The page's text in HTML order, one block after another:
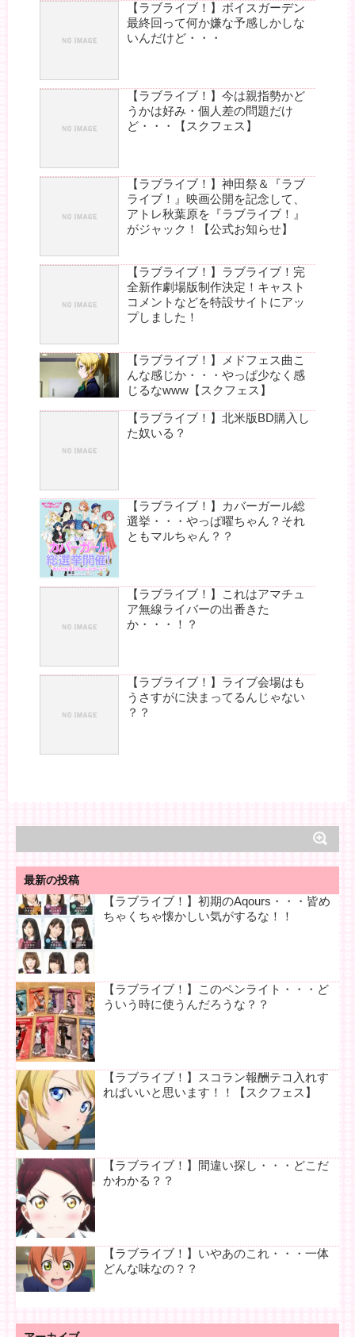
【ラブライブ！】ボイスガーデン
最終回って何か嫌な予感しかしな
いんだけど・・・
【ラブライブ！】今は親指勢かど
うかは好み・個人差の問題だけ
ど・・・【スクフェス】
【ラブライブ！】神田祭＆『ラブ
ライブ！』映画公開を記念して、
アトレ秋葉原を『ラブライブ！』
がジャック！【公式お知らせ】
【ラブライブ！】ラブライブ！完
全新作劇場版制作決定！キャスト
コメントなどを特設サイトにアッ
プしました！
【ラブライブ！】メドフェス曲こ
んな感じか・・・やっぱ少なく感
じるなwww【スクフェス】
【ラブライブ！】北米版BD購入し
た奴いる？
【ラブライブ！】カバーガール総
選挙・・・やっぱ曜ちゃん？それ
ともマルちゃん？？
【ラブライブ！】これはアマチュ
ア無線ライバーの出番きた
か・・・！？
【ラブライブ！】ライブ会場はも
うさすがに決まってるんじゃない
？？
最新の投稿
【ラブライブ！】初期のAqours・・・皆め
ちゃくちゃ懐かしい気がするな！！
【ラブライブ！】このペンライト・・・ど
ういう時に使うんだろうな？？
【ラブライブ！】スコラン報酬テコ入れす
ればいいと思います！！【スクフェス】
【ラブライブ！】間違い探し・・・どこだ
かわかる？？
【ラブライブ！】いやあのこれ・・・一体
どんな味なの？？